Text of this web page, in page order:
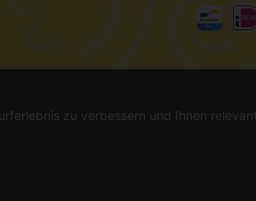
Informieren Sie sich vor dem Kauf. In
haltige Produkte sind keine Arzneimittel und
zu verbessern und Ihnen